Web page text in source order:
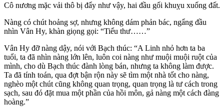
Cô nương mặc vải thô bị đẩy như vậy, hai đầu gối khuỵu xuống đất.
Nàng có chút hoảng sợ, nhưng không dám phản bác, ngẩng đầu
nhìn Vân Hy, khàn giọng gọi: “Tiểu thư……”
Vân Hy đỡ nàng dậy, nói với Bạch thúc: “A Linh nhỏ hơn ta ba
tuổi, ta đã nhìn nàng lớn lên, luôn coi nàng như muội muội ruột của
mình, cho dù Bạch thúc đành lòng bán, nhưng ta không làm được.
Ta đã tính toán, qua đợt bận rộn này sẽ tìm một nhà tốt cho nàng,
nghèo một chút cũng không quan trọng, quan trọng là tư cách trong
sạch, sau đó đặt mua một phần của hồi môn, gả nàng một cách đàng
hoàng.”